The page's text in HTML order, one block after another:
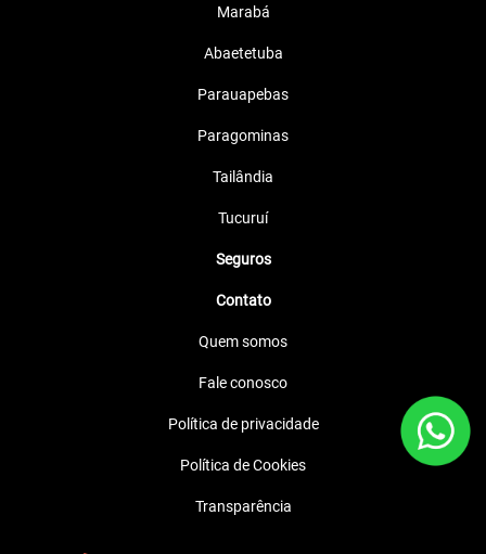
Marabá
Abaetetuba
Parauapebas
Paragominas
Tailândia
Tucuruí
Seguros
Contato
Quem somos
Fale conosco
Política de privacidade
Política de Cookies
Transparência